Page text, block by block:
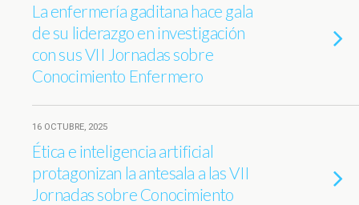
La enfermería gaditana hace gala
de su liderazgo en investigación
con sus VII Jornadas sobre
Conocimiento Enfermero
16 OCTUBRE, 2025
Ética e inteligencia artificial
protagonizan la antesala a las VII
Jornadas sobre Conocimiento